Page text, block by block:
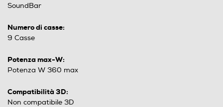
SoundBar
Numero di casse:
9 Casse
Potenza max-W:
Potenza W 360 max
Compatibilità 3D:
Non compatibile 3D